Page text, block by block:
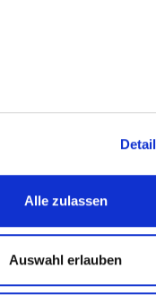
Alle zulassen
Auswahl erlauben
Arzt nicht beschafft
die
bis zur
des Rezepts oder
den mit Ihnen
außerordentlichen
für uns insbesondere
trotz einer gegen